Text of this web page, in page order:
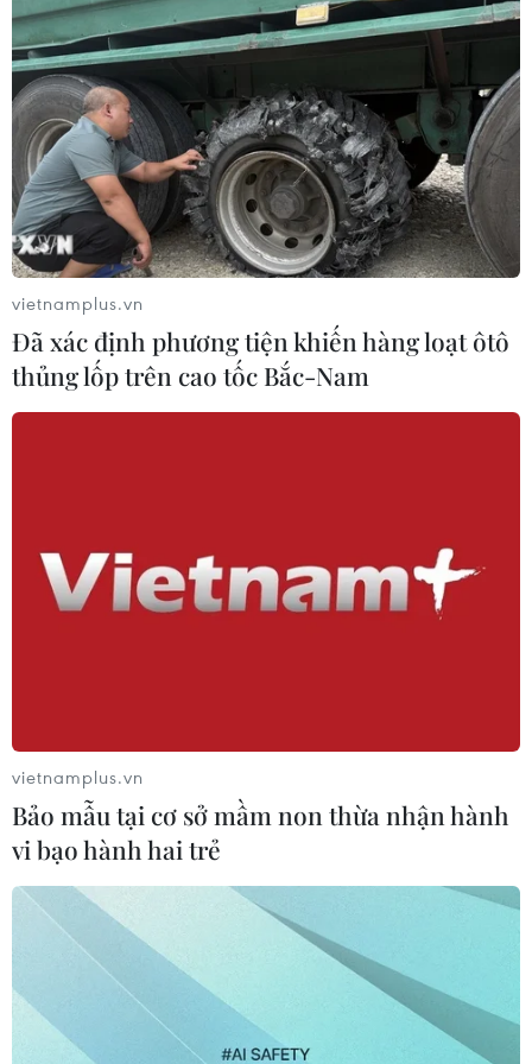
Sau Giọng hát Việt nhí, Vũ Cát Tường tung
luyện viên Vũ Cát Tường đã tung ra single “Tôi” - song
ca cùng chiến binh xuất sắc nhất của đội là Đào
Nguyên Thụy Bình.
vietnamplus.vn
Đã xác định phương tiện khiến hàng loạt ôtô
thủng lốp trên cao tốc Bắc-Nam
vietnamplus.vn
Bảo mẫu tại cơ sở mầm non thừa nhận hành
vi bạo hành hai trẻ